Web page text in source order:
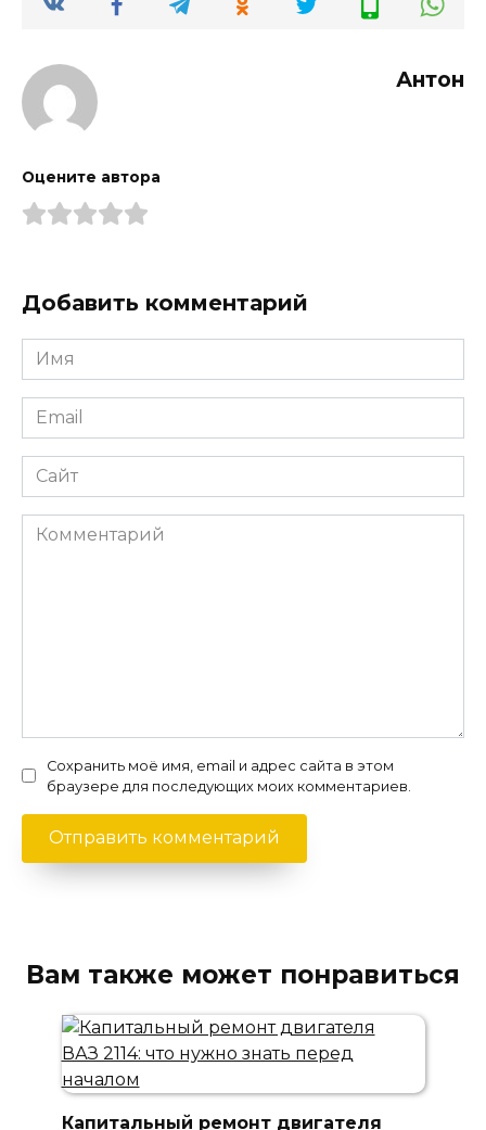
Антон
Оцените автора
Добавить комментарий
Имя
*
Email
*
Сайт
Комментарий
Сохранить моё имя, email и адрес сайта в этом
браузере для последующих моих комментариев.
Вам также может понравиться
Капитальный ремонт двигателя